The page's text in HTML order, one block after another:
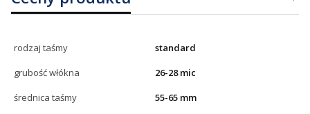
rodzaj taśmy
standard
grubość włókna
26-28 mic
średnica taśmy
55-65 mm